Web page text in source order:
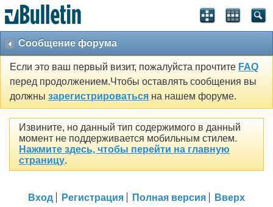
Сообщение форума
Если это ваш первый визит, пожалуйста прочтите FAQ
перед продолжением.Чтобы оставлять сообщения вы
должны зарегистрироваться на нашем форуме.
Извините, но данный тип содержимого в данный
момент не поддерживается мобильным стилем.
Нажмите здесь, чтобы перейти на главную
страницу.
Вход Регистрация Полная версия Вверх